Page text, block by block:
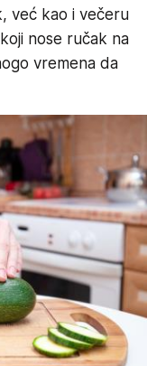
već kao i večeru
nose ručak na
vremena da